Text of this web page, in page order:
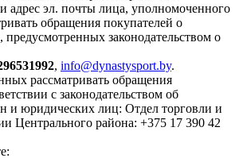
адрес эл. почты лица, уполномоченного
обращения покупателей о
законодательством о
, info@dynastysport.by.
рассматривать обращения
с законодательством об
и юридических лиц: Отдел торговли и
Центрального района: +375 17 390 42